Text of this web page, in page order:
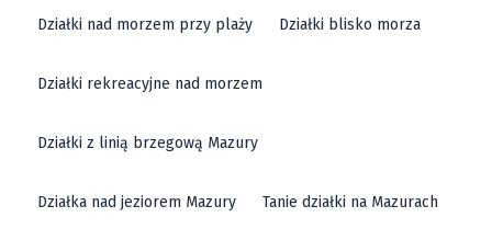
Działki nad morzem przy plaży Działki blisko morza
Działki rekreacyjne nad morzem
Działki z linią brzegową Mazury
Działka nad jeziorem Mazury Tanie działki na Mazurach